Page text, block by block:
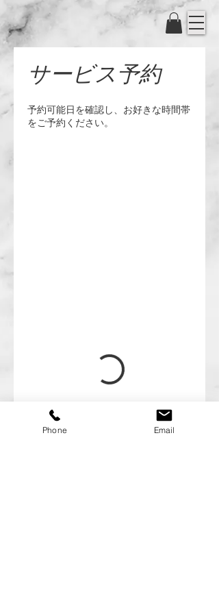
サービス予約
予約可能日を確認し、お好きな時間帯
をご予約ください。
Phone Email